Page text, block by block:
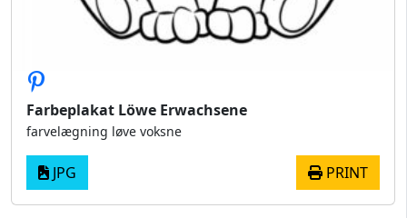
Farbeplakat Löwe Erwachsene
farvelægning løve voksne
JPG PRINT